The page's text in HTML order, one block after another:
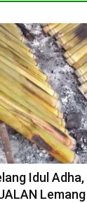
Idul Adha,
Lemang Pulut